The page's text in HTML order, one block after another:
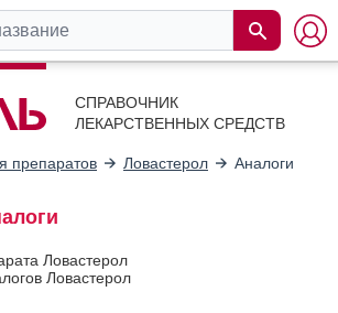
СПРАВОЧНИК
ЛЕКАРСТВЕННЫХ СРЕДСТВ
препаратов Ловастерол Аналоги
Ловастерол
Ловастерол